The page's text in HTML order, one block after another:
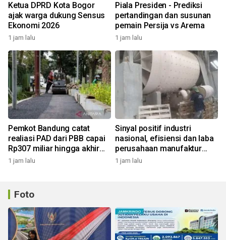
Ketua DPRD Kota Bogor
ajak warga dukung Sensus
Ekonomi 2026
1 jam lalu
Piala Presiden - Prediksi
pertandingan dan susunan
pemain Persija vs Arema
1 jam lalu
Pemkot Bandung catat
realiasi PAD dari PBB capai
Rp307 miliar hingga akhir
Juli 2026
1 jam lalu
Sinyal positif industri
nasional, efisiensi dan laba
perusahaan manufaktur
kian menguat
1 jam lalu
Foto